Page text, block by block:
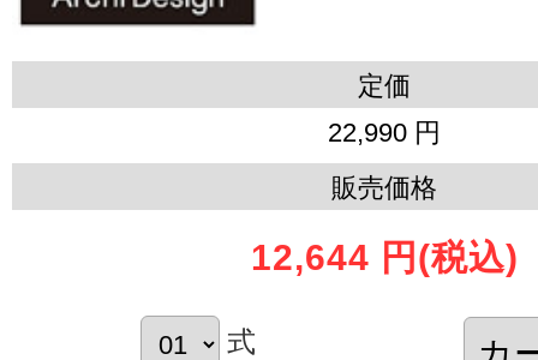
定価
22,990 円
販売価格
12,644 円 (税込)
式